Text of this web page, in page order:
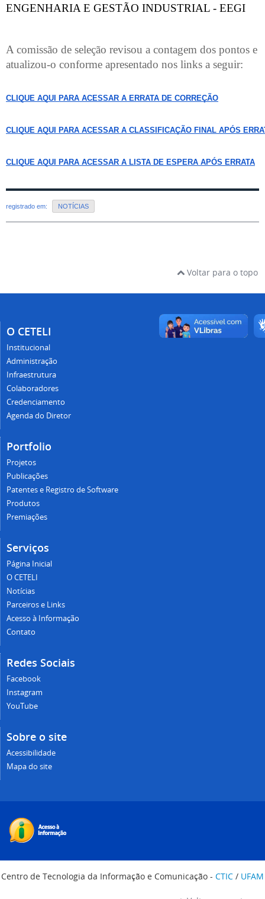
ENGENHARIA E GESTÃO INDUSTRIAL - EEGI
A comissão de seleção revisou a contagem dos pontos e
atualizou-o conforme apresentado nos links a seguir:
CLIQUE AQUI PARA ACESSAR A ERRATA DE CORREÇÃO
CLIQUE AQUI PARA ACESSAR A CLASSIFICAÇÃO FINAL APÓS
CLIQUE AQUI PARA ACESSAR A LISTA DE ESPERA APÓS ERRATA
registrado em: NOTÍCIAS
Voltar para o topo
O CETELI
Institucional
Administração
Infraestrutura
Colaboradores
Credenciamento
Agenda do Diretor
Portfolio
Projetos
Publicações
Patentes e Registro de Software
Produtos
Premiações
Serviços
Página Inicial
O CETELI
Notícias
Parceiros e Links
Acesso à Informação
Contato
Redes Sociais
Facebook
Instagram
YouTube
Sobre o site
Acessibilidade
Mapa do site
Centro de Tecnologia da Informação e Comunicação - CTIC / UFAM